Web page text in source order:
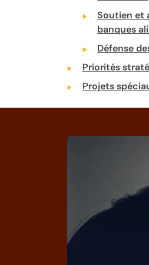
Soutien et
banques
Défense
Priorités
Projets